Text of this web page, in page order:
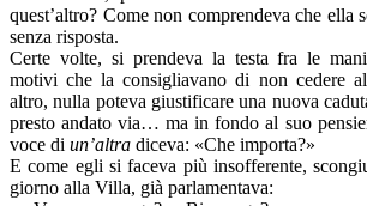
quest’altro? Come non comprendeva che ella
senza risposta.
Certe volte, si prendeva la testa fra le
motivi che la consigliavano di non cedere
altro, nulla poteva giustificare una nuova
presto andato via… ma in fondo al suo
voce di un’altra diceva: «Che importa?»
E come egli si faceva più insofferente,
giorno alla Villa, già parlamentava: